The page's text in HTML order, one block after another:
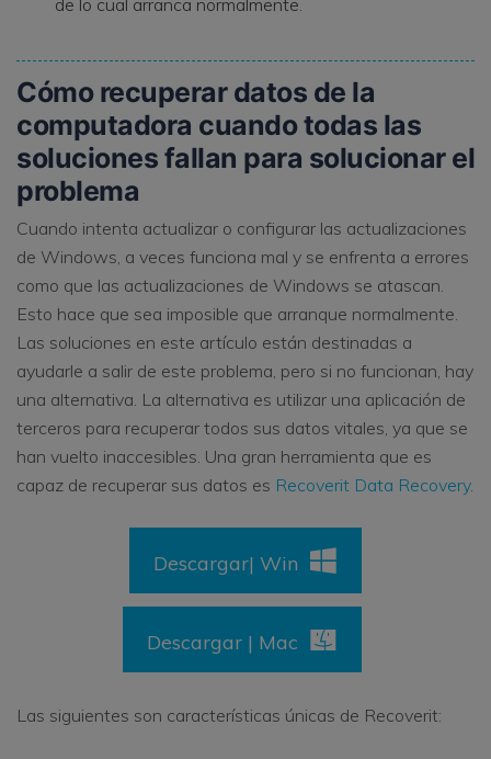
de lo cual arranca normalmente.
Cómo recuperar datos de la
computadora cuando todas las
soluciones fallan para solucionar el
problema
Cuando intenta actualizar o configurar las actualizaciones
de Windows, a veces funciona mal y se enfrenta a errores
como que las actualizaciones de Windows se atascan.
Esto hace que sea imposible que arranque normalmente.
Las soluciones en este artículo están destinadas a
ayudarle a salir de este problema, pero si no funcionan, hay
una alternativa. La alternativa es utilizar una aplicación de
terceros para recuperar todos sus datos vitales, ya que se
han vuelto inaccesibles. Una gran herramienta que es
capaz de recuperar sus datos es Recoverit Data Recovery.
Descargar| Win
Descargar | Mac
Las siguientes son características únicas de Recoverit: